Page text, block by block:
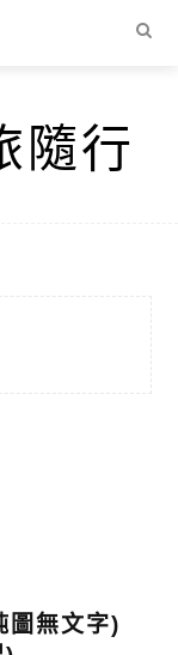
圖無文字)